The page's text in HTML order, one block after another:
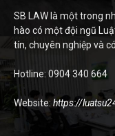
SB LAW là một trong
hào có một đội ngũ
tín, chuyên nghiệp và
Hotline: 0904 340 664
Website: https://